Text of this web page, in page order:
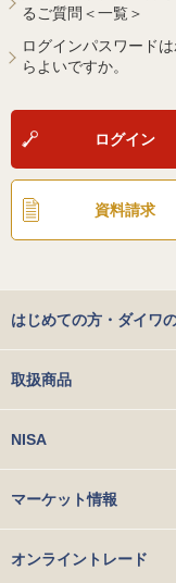
るご質問＜一覧＞
ログインパスワード
らよいですか。
ログイン
資料請求
はじめての方・ダイワ
取扱商品
NISA
マーケット情報
オンライントレード